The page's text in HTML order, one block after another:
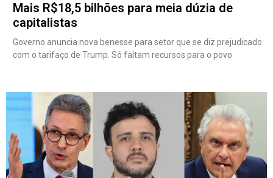
Mais R$18,5 bilhões para meia dúzia de
capitalistas
Governo anuncia nova benesse para setor que se diz prejudicado
com o tarifaço de Trump. Só faltam recursos para o povo